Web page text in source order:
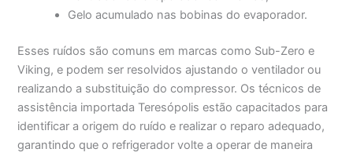
Gelo acumulado nas bobinas do evaporador.
Esses ruídos são comuns em marcas como Sub-Zero e
Viking, e podem ser resolvidos ajustando o ventilador ou
realizando a substituição do compressor. Os técnicos de
assistência importada Teresópolis estão capacitados para
identificar a origem do ruído e realizar o reparo adequado,
garantindo que o refrigerador volte a operar de maneira